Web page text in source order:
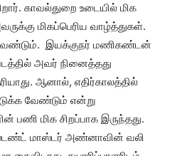
காவல்துறை உடையில் மிக
மிகப்பெரிய வாழ்த்துகள்.
இயக்குநர் மணிகண்டன்
அவர் நினைத்தது
ஆனால், எதிர்காலத்தில்
வேண்டும் என்று
பணி மிக சிறப்பாக இருந்தது.
மாஸ்டர் அண்னாவின் வலி